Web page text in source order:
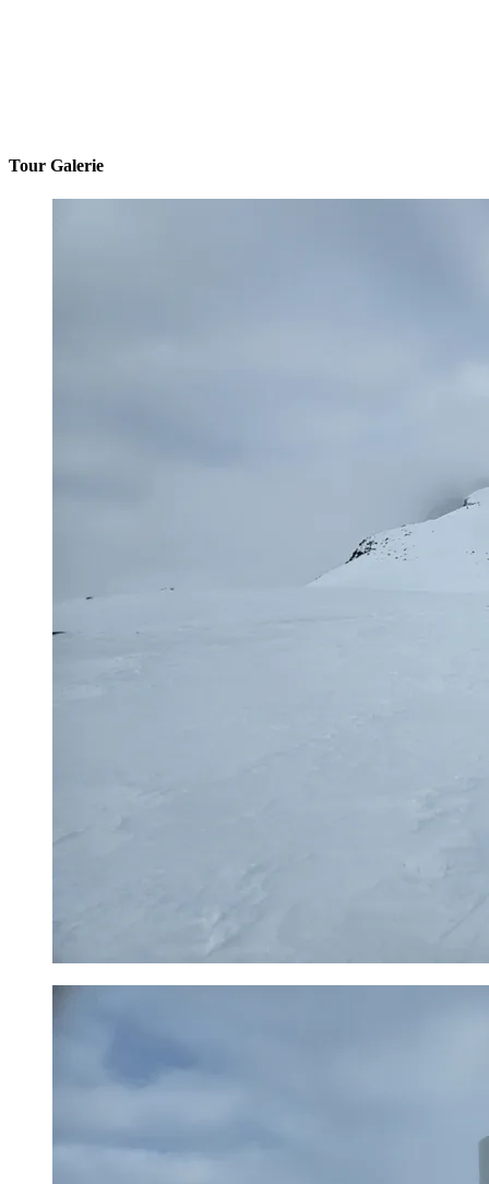
Tour Galerie